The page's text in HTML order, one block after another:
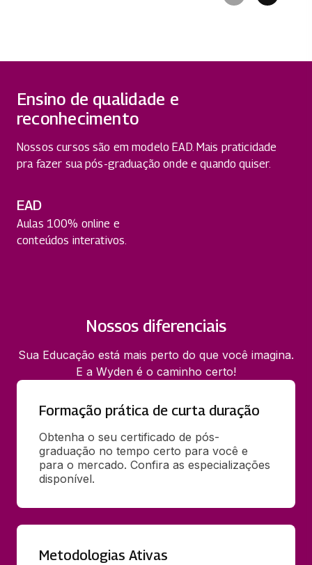
Ensino de qualidade e
reconhecimento
Nossos cursos são em modelo EAD. Mais praticidade
pra fazer sua pós-graduação onde e quando quiser.
EAD
Aulas 100% online e
conteúdos interativos.
Nossos diferenciais
Sua Educação está mais perto do que você imagina.
E a Wyden é o caminho certo!
Formação prática de curta duração
Obtenha o seu certificado de pós-
graduação no tempo certo para você e
para o mercado. Confira as especializações
disponível.
Metodologias Ativas